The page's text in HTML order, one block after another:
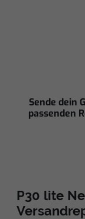
Selbst
Sende dein
passenden
P30 lite